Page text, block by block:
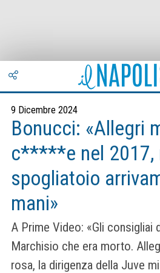
9 Dicembre 2024
Bonucci: «Allegri
c*****e nel 2017,
spogliatoio
mani»
A Prime Video: «Gli consigliai
Marchisio che era morto.
rosa, la dirigenza della Juve